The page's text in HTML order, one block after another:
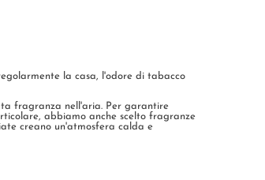
la casa, l'odore di tabacco
fragranza nell'aria. Per garantire
abbiamo anche scelto fragranze
creano un'atmosfera calda e